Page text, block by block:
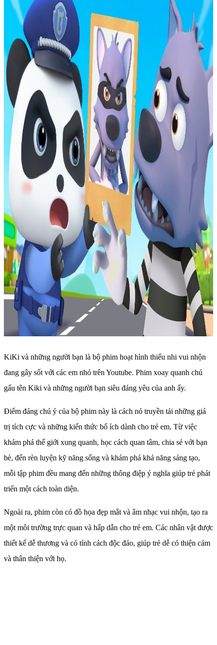
KiKi và những người bạn là bộ phim hoạt hình thiếu nhi vui nhộn
đang gây sốt với các em nhỏ trên Youtube. Phim xoay quanh chú
gấu tên Kiki và những người bạn siêu đáng yêu của anh ấy.
Điểm đáng chú ý của bộ phim này là cách nó truyền tải những giá
trị tích cực và những kiến ​​thức bổ ích dành cho trẻ em. Từ việc
khám phá thế giới xung quanh, học cách quan tâm, chia sẻ với bạn
bè, đến rèn luyện kỹ năng sống và khám phá khả năng sáng tạo,
mỗi tập phim đều mang đến những thông điệp ý nghĩa giúp trẻ phát
triển một cách toàn diện.
Ngoài ra, phim còn có đồ họa đẹp mắt và âm nhạc vui nhộn, tạo ra
một môi trường trực quan và hấp dẫn cho trẻ em. Các nhân vật được
thiết kế dễ thương và có tính cách độc đáo, giúp trẻ dễ có thiện cảm
và thân thiện với họ.